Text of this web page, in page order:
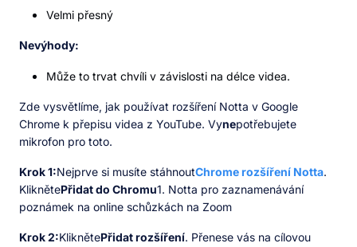
Velmi přesný
Nevýhody:
Může to trvat chvíli v závislosti na délce videa.
Zde vysvětlíme, jak používat rozšíření Notta v Google
Chrome k přepisu videa z YouTube. Vynepotřebujete
mikrofon pro toto.
Krok 1:Nejprve si musíte stáhnoutChrome rozšíření Notta.
KliknětePřidat do Chromu1. Notta pro zaznamenávání
poznámek na online schůzkách na Zoom
Krok 2:KliknětePřidat rozšíření. Přenese vás na cílovou